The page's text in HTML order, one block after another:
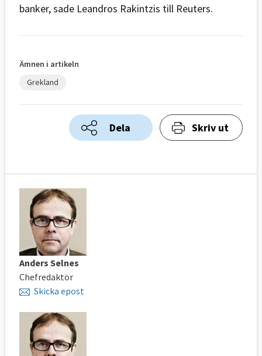
banker, sade Leandros Rakintzis till Reuters.
Ämnen i artikeln
Grekland
Dela Skriv ut
Anders Selnes
Chefredaktör
Skicka epost